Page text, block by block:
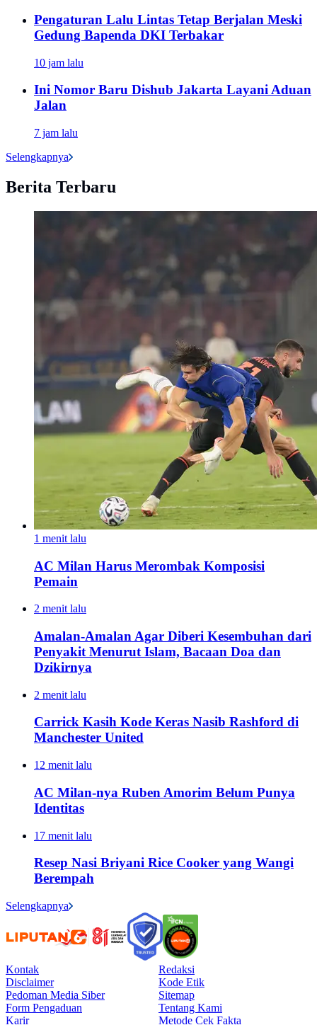
Pengaturan Lalu Lintas Tetap Berjalan Meski
Gedung Bapenda DKI Terbakar
10 jam lalu
Ini Nomor Baru Dishub Jakarta Layani Aduan
Jalan
7 jam lalu
Selengkapnya
Berita Terbaru
1 menit lalu
AC Milan Harus Merombak Komposisi
Pemain
2 menit lalu
Amalan-Amalan Agar Diberi Kesembuhan dari
Penyakit Menurut Islam, Bacaan Doa dan
Dzikirnya
2 menit lalu
Carrick Kasih Kode Keras Nasib Rashford di
Manchester United
12 menit lalu
AC Milan-nya Ruben Amorim Belum Punya
Identitas
17 menit lalu
Resep Nasi Briyani Rice Cooker yang Wangi
Berempah
Selengkapnya
Kontak
Redaksi
Disclaimer
Kode Etik
Pedoman Media Siber
Sitemap
Form Pengaduan
Tentang Kami
Karir
Metode Cek Fakta